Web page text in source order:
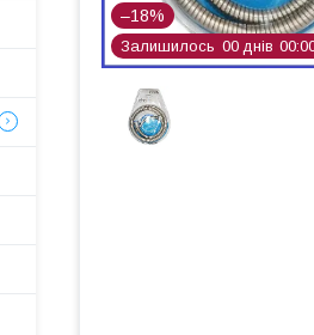
–18%
Залишилось 00 днів 00 0